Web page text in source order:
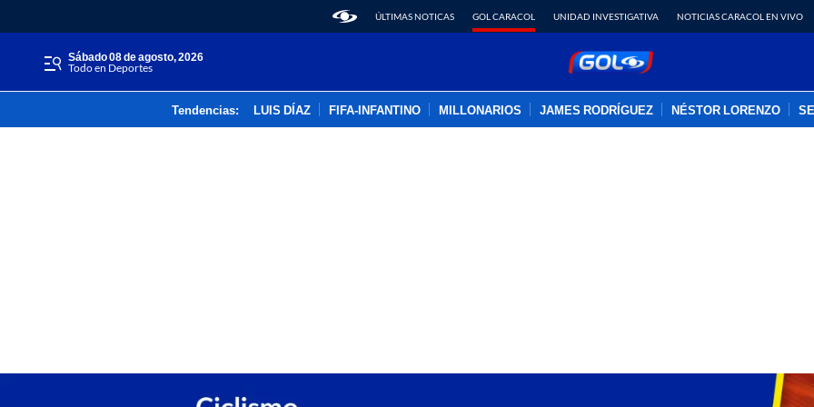
ÚLTIMAS NOTICAS GOL CARACOL UNIDAD INVESTIGATIVA NOTICIAS CARACOL EN VIVO
sábado 08 de agosto, 2026
Todo en Deportes
Tendencias: LUIS DÍAZ FIFA-INFANTINO MILLONARIOS JAMES RODRÍGUEZ NÉSTOR LORENZO